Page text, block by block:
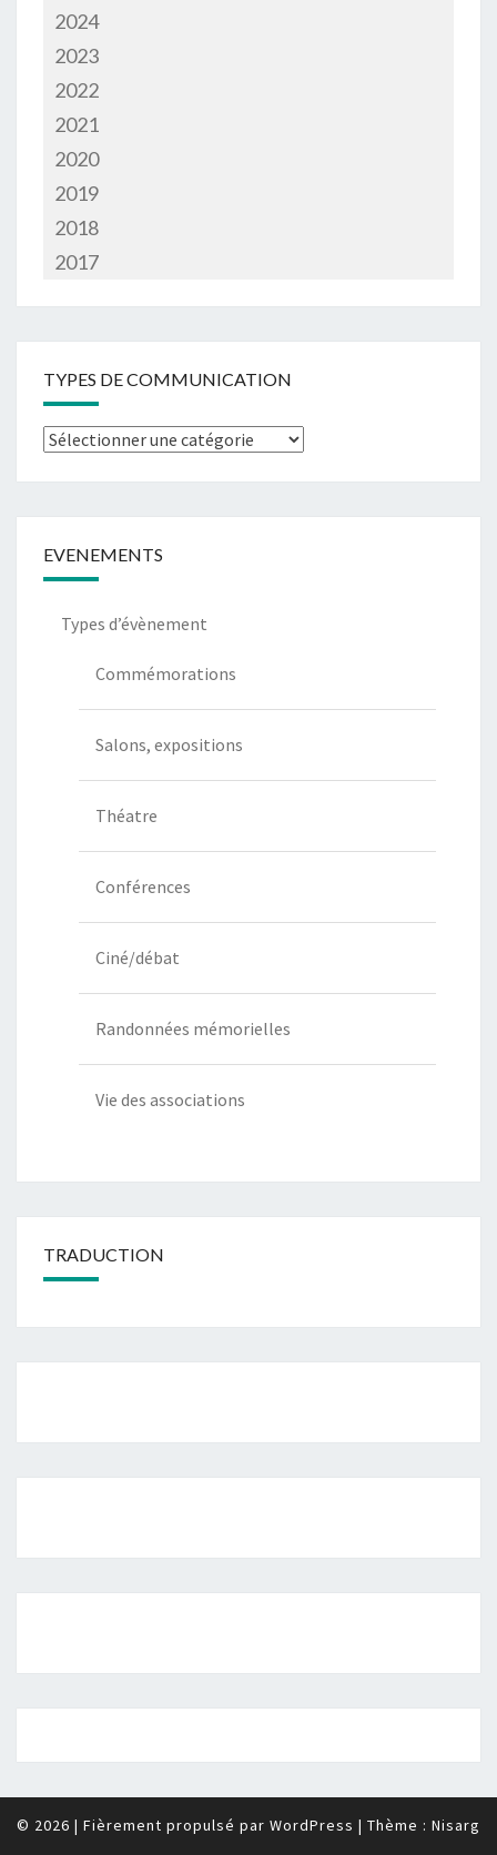
2024
2023
2022
2021
2020
2019
2018
2017
TYPES DE COMMUNICATION
Types
EVENEMENTS
Types d’évènement
Commémorations
Salons, expositions
Théatre
Conférences
Ciné/débat
Randonnées mémorielles
Vie des associations
TRADUCTION
© 2026 | Fièrement propulsé par WordPress | Thème : Nisarg